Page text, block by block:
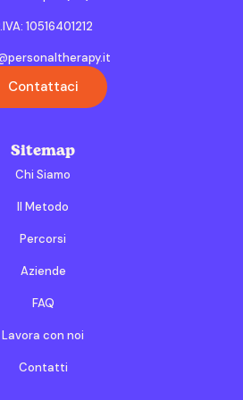
10516401212
Contattaci
Sitemap
Chi Siamo
Il Metodo
Percorsi
Aziende
FAQ
Lavora con noi
Contatti